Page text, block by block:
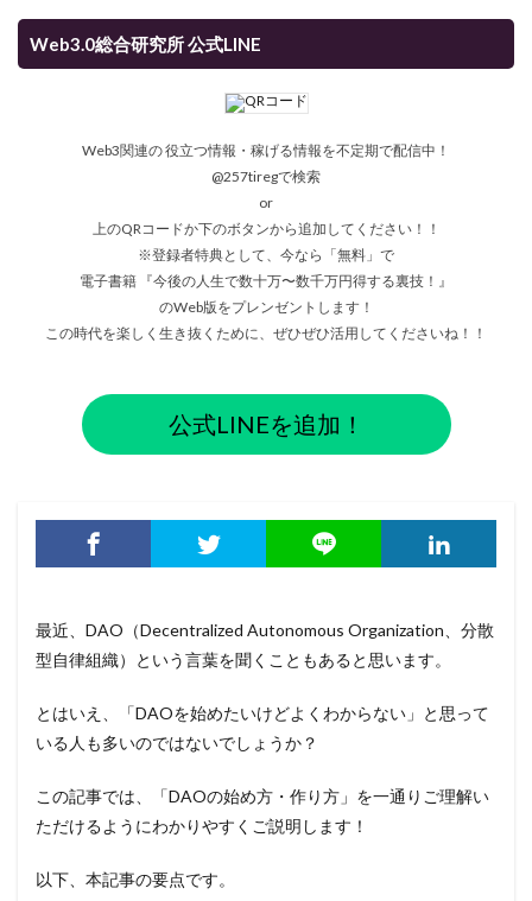
Web3.0総合研究所 公式LINE
Web3関連の 役立つ情報・稼げる情報を不定期で配信中！
@257tiregで検索
or
上のQRコードか下のボタンから追加してください！！
※登録者特典として、今なら「無料」で
電子書籍 『今後の人生で数十万〜数千万円得する裏技！』
のWeb版をプレンゼントします！
この時代を楽しく生き抜くために、ぜひぜひ活用してくださいね！！
公式LINEを追加！
最近、DAO（Decentralized Autonomous Organization、分散
型自律組織）という言葉を聞くこともあると思います。
とはいえ、「DAOを始めたいけどよくわからない」と思って
いる人も多いのではないでしょうか？
この記事では、「DAOの始め方・作り方」を一通りご理解い
ただけるようにわかりやすくご説明します！
以下、本記事の要点です。